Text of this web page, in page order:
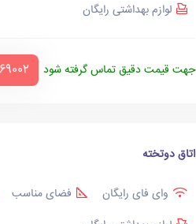
لوازم بهداشتی رایگان
جهت قیمت دقیق تماس گرفته شود
اتاق دوتخته
وای فای رایگان فضای مناسب